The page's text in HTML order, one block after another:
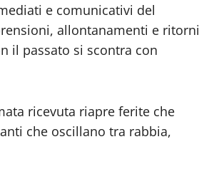
e comunicativi del
allontanamenti e ritorni
il passato si scontra con
ricevuta riapre ferite che
che oscillano tra rabbia,